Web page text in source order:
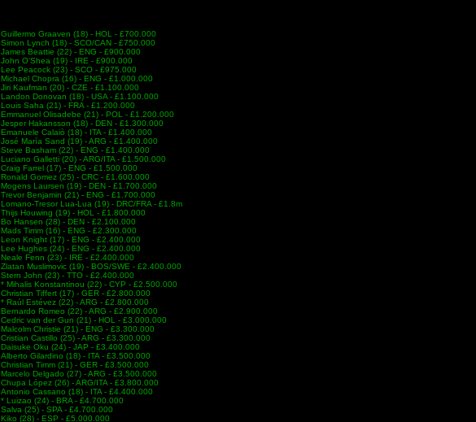
Guillermo Graaven (18) - HOL - £700.000
Simon Lynch (18) - SCO/CAN - £750.000
James Beattie (22) - ENG - £900.000
John O'Shea (19) - IRE - £900.000
Lee Peacock (23) - SCO - £975.000
Michael Chopra (16) - ENG - £1.000.000
Jiri Kaufman (20) - CZE - £1.100.000
Landon Donovan (18) - USA - £1.100.000
Louis Saha (21) - FRA - £1.200.000
Emmanuel Olisadebe (21) - POL - £1.200.000
Jesper Hakansson (18) - DEN - £1.300.000
Emanuele Calaiò (18) - ITA - £1.400.000
José María Sand (19) - ARG - £1.400.000
Steve Basham (22) - ENG - £1.400.000
Luciano Galletti (20) - ARG/ITA - £1.500.000
Craig Farrel (17) - ENG - £1.500.000
Ronald Gomez (25) - CRC - £1.600.000
Mogens Laursen (19) - DEN - £1.700.000
Trevor Benjamin (21) - ENG - £1.700.000
Lomano-Tresor Lua-Lua (19) - DRC/FRA - £1.8m
Thijs Houwing (19) - HOL - £1.800.000
Bo Hansen (28) - DEN - £2.100.000
Mads Timm (16) - ENG - £2.300.000
Leon Knight (17) - ENG - £2.400.000
Lee Hughes (24) - ENG - £2.400.000
Neale Fenn (23) - IRE - £2.400.000
Zlatan Muslimovic (19) - BOS/SWE - £2.400.000
Stern John (23) - TTO - £2.400.000
* Mihalis Konstantinou (22) - CYP - £2.500.000
Christian Tiffert (17) - GER - £2.800.000
* Raúl Estévez (22) - ARG - £2.800.000
Bernardo Romeo (22) - ARG - £2.900.000
Cedric van der Gun (21) - HOL - £3.000.000
Malcolm Christie (21) - ENG - £3.300.000
Cristian Castillo (25) - ARG - £3.300.000
Daisuke Oku (24) - JAP - £3.400.000
Alberto Gilardino (18) - ITA - £3.500.000
Christian Timm (21) - GER - £3.500.000
Marcelo Delgado (27) - ARG - £3.500.000
Chupa López (26) - ARG/ITA - £3.800.000
Antonio Cassano (18) - ITA - £4.400.000
* Luizao (24) - BRA - £4.700.000
Salva (25) - SPA - £4.700.000
Kiko (28) - ESP - £5.000.000